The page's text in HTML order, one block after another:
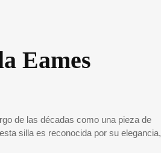
Eames
de las décadas como una pieza de
silla es reconocida por su elegancia,